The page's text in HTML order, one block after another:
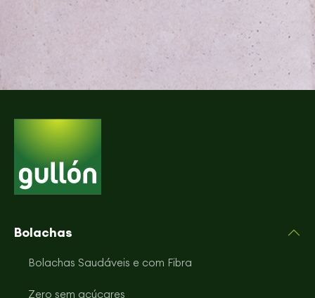
Bolachas
Bolachas Saudáveis e com Fibra
Zero sem açúcares